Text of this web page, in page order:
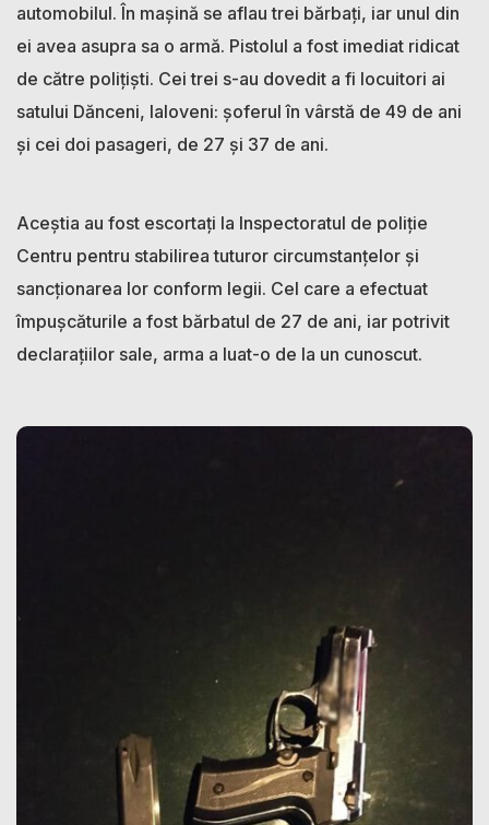
automobilul. În mașină se aflau trei bărbați, iar unul din
ei avea asupra sa o armă. Pistolul a fost imediat ridicat
de către polițiști. Cei trei s-au dovedit a fi locuitori ai
satului Dănceni, Ialoveni: șoferul în vârstă de 49 de ani
și cei doi pasageri, de 27 și 37 de ani.
Aceștia au fost escortați la Inspectoratul de poliție
Centru pentru stabilirea tuturor circumstanțelor și
sancționarea lor conform legii. Cel care a efectuat
împușcăturile a fost bărbatul de 27 de ani, iar potrivit
declarațiilor sale, arma a luat-o de la un cunoscut.